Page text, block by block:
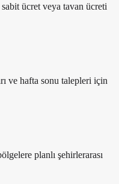
sabit ücret veya tavan ücreti
ve hafta sonu talepleri için
planlı şehirlerarası